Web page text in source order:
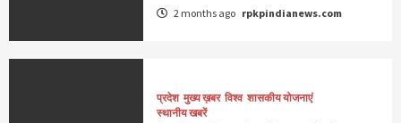
2 months ago rpkpindianews.com
प्रदेश मुख्य ख़बर विश्व शासकीय योजनाएं
स्थानीय खबरें